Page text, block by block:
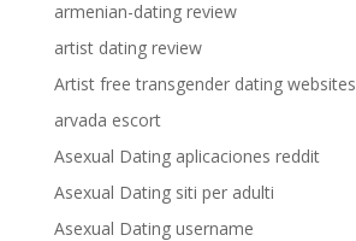
armenian-dating review
artist dating review
Artist free transgender dating websites
arvada escort
Asexual Dating aplicaciones reddit
Asexual Dating siti per adulti
Asexual Dating username